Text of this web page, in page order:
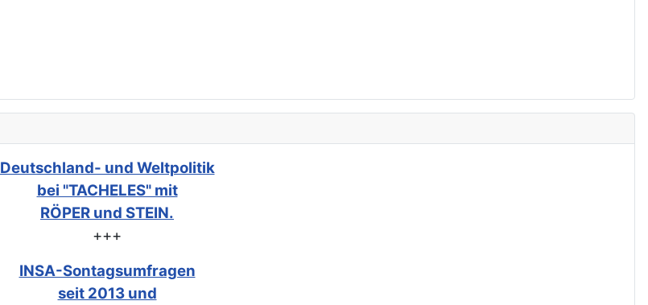
Deutschland- und Weltpolitik
bei "TACHELES" mit
RÖPER und STEIN.
+++
INSA-Sontagsumfragen
seit 2013 und